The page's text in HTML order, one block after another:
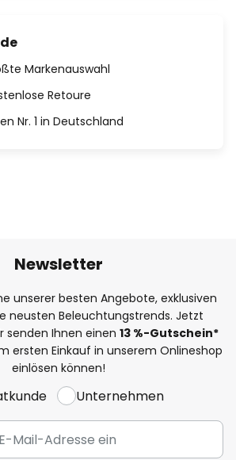
Markenauswahl
Retoure
Nr. 1 in Deutschland
Newsletter
unserer besten Angebote, exklusiven
neusten Beleuchtungstrends. Jetzt
senden Ihnen einen 13 %-Gutschein*
ersten Einkauf in unserem Onlineshop
einlösen können!
Unternehmen